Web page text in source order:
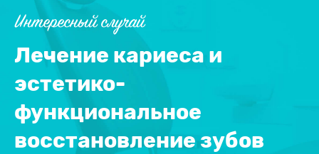
Интересный случай
Лечение кариеса и
эстетико-
функциональное
восстановление зубов